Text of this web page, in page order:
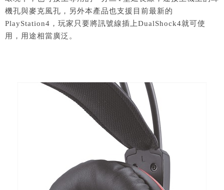
機孔與麥克風孔，另外本產品也支援目前最新的
PlayStation4，玩家只要將訊號線插上DualShock4就可使
用，用途相當廣泛。